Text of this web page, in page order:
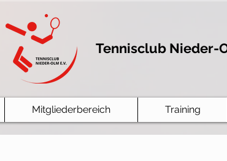
Tennisclub Nieder-
Mitgliederbereich Training